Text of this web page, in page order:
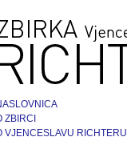
ZBIRCI
VJENCESLAVU RICHTERU